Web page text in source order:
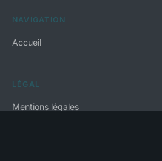
NAVIGATION
Accueil
LÉGAL
Mentions légales